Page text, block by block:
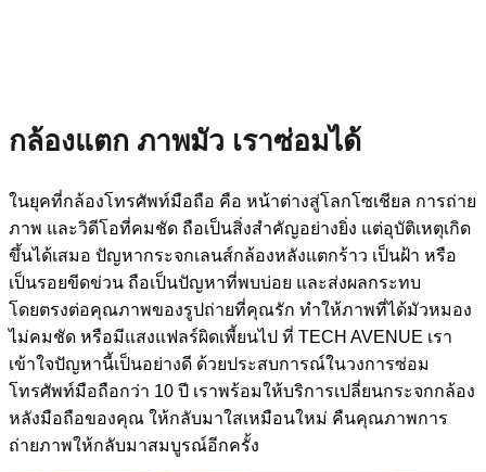
กล้องแตก ภาพมัว เราซ่อมได้
ในยุคที่กล้องโทรศัพท์มือถือ คือ หน้าต่างสู่โลกโซเชียล การถ่าย
ภาพ และวิดีโอที่คมชัด ถือเป็นสิ่งสำคัญอย่างยิ่ง แต่อุบัติเหตุเกิด
ขึ้นได้เสมอ ปัญหากระจกเลนส์กล้องหลังแตกร้าว เป็นฝ้า หรือ
เป็นรอยขีดข่วน ถือเป็นปัญหาที่พบบ่อย และส่งผลกระทบ
โดยตรงต่อคุณภาพของรูปถ่ายที่คุณรัก ทำให้ภาพที่ได้มัวหมอง
ไม่คมชัด หรือมีแสงแฟลร์ผิดเพี้ยนไป ที่ TECH AVENUE เรา
เข้าใจปัญหานี้เป็นอย่างดี ด้วยประสบการณ์ในวงการซ่อม
โทรศัพท์มือถือกว่า 10 ปี เราพร้อมให้บริการเปลี่ยนกระจกกล้อง
หลังมือถือของคุณ ให้กลับมาใสเหมือนใหม่ คืนคุณภาพการ
ถ่ายภาพให้กลับมาสมบูรณ์อีกครั้ง